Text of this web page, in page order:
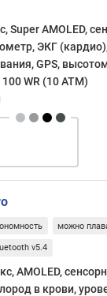
что
всего
за
Super AMOLED,
ЭКГ
GPS,
WR (10 ATM)
можно
v5.4
AMOLED,
в крови,